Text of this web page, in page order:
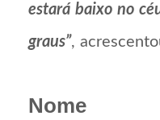
estará baixo no
graus”,
Nome